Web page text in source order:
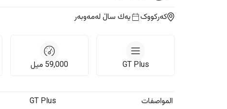
کەرکووک یه‌ك ساڵ لەمەوبەر
GT Plus
59,000 ميل
المواصفات
GT Plus